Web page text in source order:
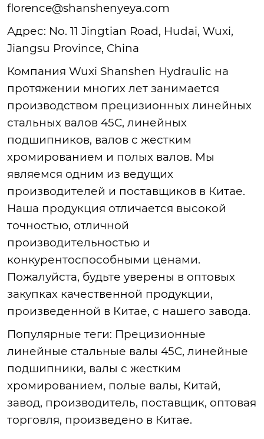
florence@shanshenyeya.com
Адрес: No. 11 Jingtian Road, Hudai, Wuxi,
Jiangsu Province, China
Компания Wuxi Shanshen Hydraulic на
протяжении многих лет занимается
производством прецизионных линейных
стальных валов 45C, линейных
подшипников, валов с жестким
хромированием и полых валов. Мы
являемся одним из ведущих
производителей и поставщиков в Китае.
Наша продукция отличается высокой
точностью, отличной
производительностью и
конкурентоспособными ценами.
Пожалуйста, будьте уверены в оптовых
закупках качественной продукции,
произведенной в Китае, с нашего завода.
Популярные теги: Прецизионные
линейные стальные валы 45C, линейные
подшипники, валы с жестким
хромированием, полые валы, Китай,
завод, производитель, поставщик, оптовая
торговля, произведено в Китае.